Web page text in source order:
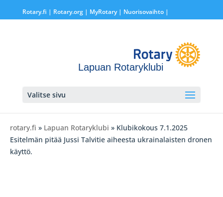
Rotary.fi | Rotary.org| MyRotary | Nuorisovaihto|
Lapuan Rotaryklubi
Valitse sivu
rotary.fi » Lapuan Rotaryklubi » Klubikokous 7.1.2025
Esitelmän pitää Jussi Talvitie aiheesta ukrainalaisten dronen
käyttö.